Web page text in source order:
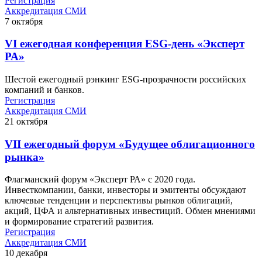
Аккредитация СМИ
7 октября
VI ежегодная конференция ESG-день «Эксперт
РА»
Шестой ежегодный рэнкинг ESG-прозрачности российских
компаний и банков.
Регистрация
Аккредитация СМИ
21 октября
VII ежегодный форум «Будущее облигационного
рынка»
Флагманский форум «Эксперт РА» с 2020 года.
Инвесткомпании, банки, инвесторы и эмитенты обсуждают
ключевые тенденции и перспективы рынков облигаций,
акций, ЦФА и альтернативных инвестиций. Обмен мнениями
и формирование стратегий развития.
Регистрация
Аккредитация СМИ
10 декабря